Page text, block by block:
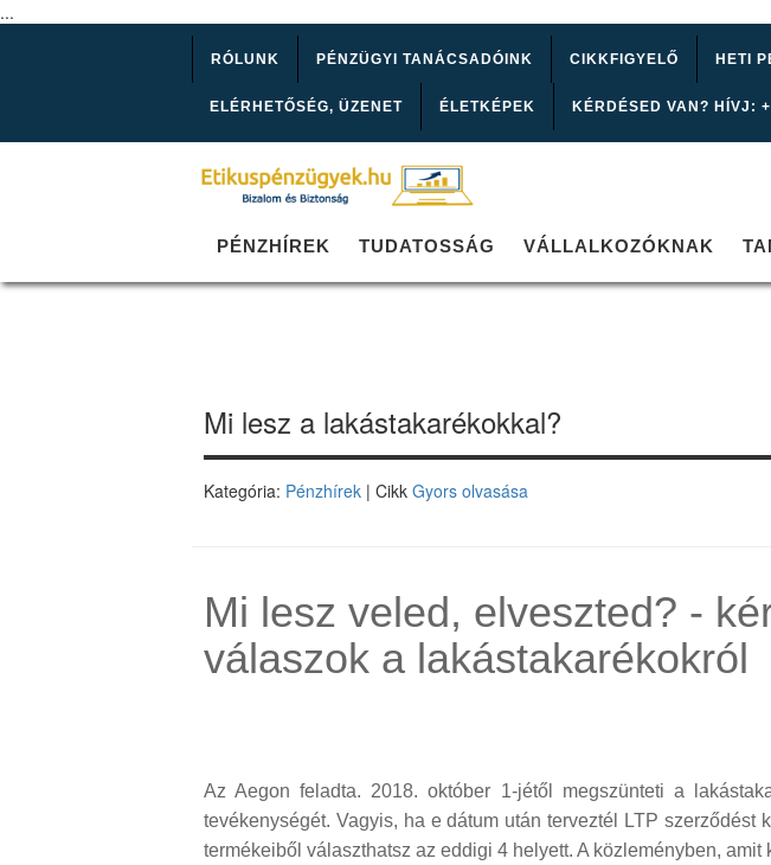
...
RÓLUNK PÉNZÜGYI TANÁCSADÓINK CIKKFIGYELŐ HETI
ELÉRHETŐSÉG, ÜZENET ÉLETKÉPEK KÉRDÉSED VAN? HÍVJ:
PÉNZHÍREK TUDATOSSÁG VÁLLALKOZÓKNAK
Mi lesz a lakástakarékokkal?
Kategória: Pénzhírek | Cikk Gyors olvasása
Mi lesz veled, elveszted? -
válaszok a lakástakarékokról
Az Aegon feladta. 2018. október 1-jétől megszünteti a
tevékenységét. Vagyis, ha e dátum után terveztél LTP szerződést
termékeiből választhatsz az eddigi 4 helyett. A közleményben, amit